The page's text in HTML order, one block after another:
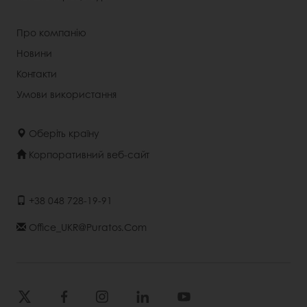
Про компанію
Новини
Контакти
Умови використання
Оберіть країну
Корпоративний веб-сайт
+38 048 728-19-91
Office_UKR@puratos.com